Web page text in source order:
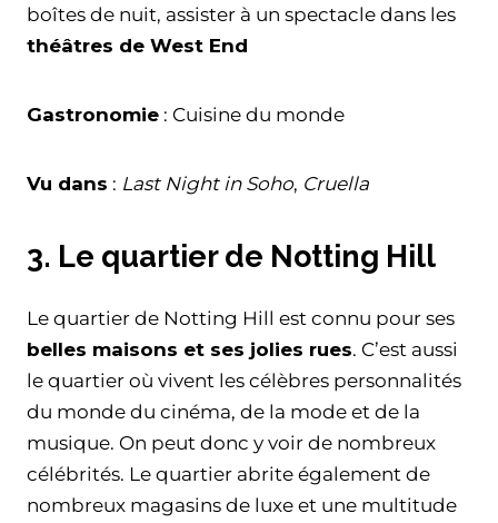
boîtes de nuit, assister à un spectacle dans les
théâtres de West End
Gastronomie : Cuisine du monde
Vu dans : Last Night in Soho, Cruella
3. Le quartier de Notting Hill
Le quartier de Notting Hill est connu pour ses
belles maisons et ses jolies rues. C’est aussi
le quartier où vivent les célèbres personnalités
du monde du cinéma, de la mode et de la
musique. On peut donc y voir de nombreux
célébrités. Le quartier abrite également de
nombreux magasins de luxe et une multitude